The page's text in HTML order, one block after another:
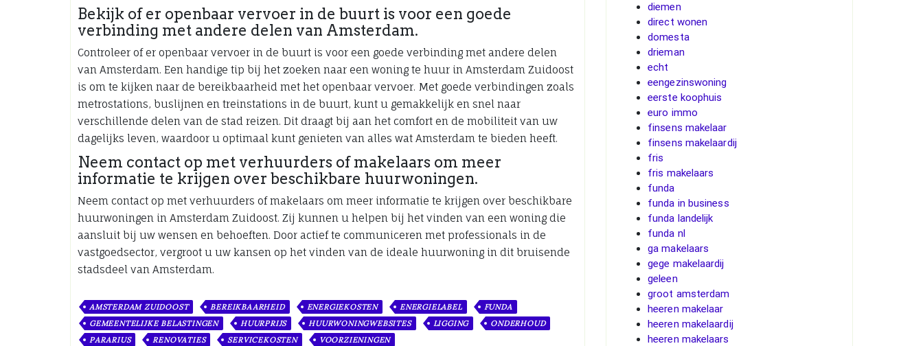
Bekijk of er openbaar vervoer in de buurt is voor een goede
verbinding met andere delen van Amsterdam.
Controleer of er openbaar vervoer in de buurt is voor een goede verbinding met andere delen
van Amsterdam. Een handige tip bij het zoeken naar een woning te huur in Amsterdam Zuidoost
is om te kijken naar de bereikbaarheid met het openbaar vervoer. Met goede verbindingen zoals
metrostations, buslijnen en treinstations in de buurt, kunt u gemakkelijk en snel naar
verschillende delen van de stad reizen. Dit draagt bij aan het comfort en de mobiliteit van uw
dagelijks leven, waardoor u optimaal kunt genieten van alles wat Amsterdam te bieden heeft.
Neem contact op met verhuurders of makelaars om meer
informatie te krijgen over beschikbare huurwoningen.
Neem contact op met verhuurders of makelaars om meer informatie te krijgen over beschikbare
huurwoningen in Amsterdam Zuidoost. Zij kunnen u helpen bij het vinden van een woning die
aansluit bij uw wensen en behoeften. Door actief te communiceren met professionals in de
vastgoedsector, vergroot u uw kansen op het vinden van de ideale huurwoning in dit bruisende
stadsdeel van Amsterdam.
AMSTERDAM ZUIDOOST BEREIKBAARHEID ENERGIEKOSTEN ENERGIELABEL
FUNDA
GEMEENTELIJKE BELASTINGEN
HUURPRIJS HUURWONINGWEBSITES LIGGING
ONDERHOUD
PARARIUS
RENOVATIES SERVICEKOSTEN
VOORZIENINGEN
diemen
direct wonen
domesta
drieman
echt
eengezinswoning
eerste koophuis
euro immo
finsens makelaar
finsens makelaardij
fris
fris makelaars
funda
funda in business
funda landelijk
funda nl
ga makelaars
gege makelaardij
geleen
groot amsterdam
heeren makelaar
heeren makelaardij
heeren makelaars